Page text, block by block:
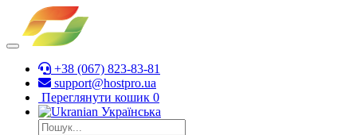
+38 (067) 823-83-81
support@hostpro.ua
Переглянути кошик 0
Українська